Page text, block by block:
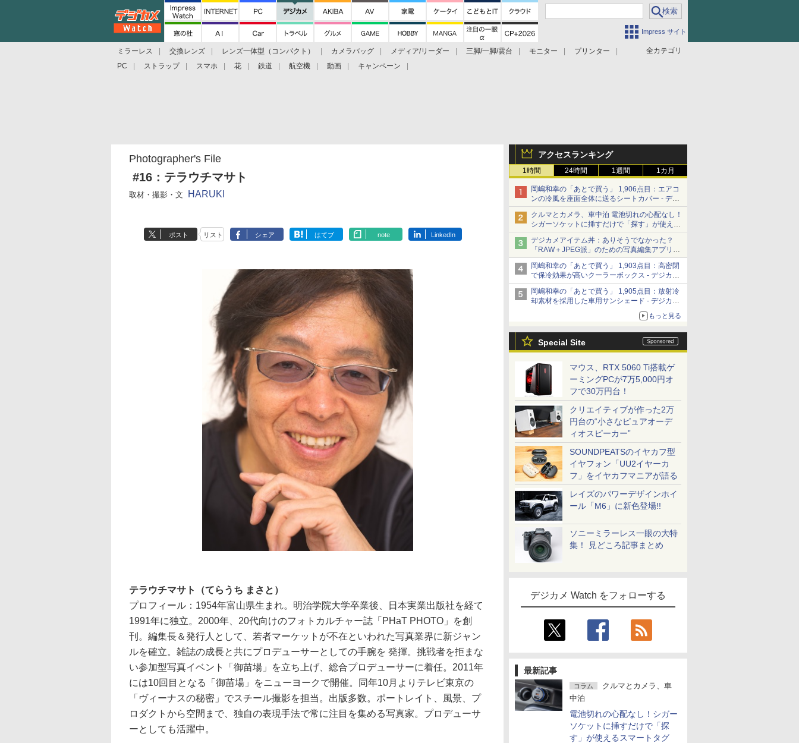
Impress サイト
全カテゴリ
ミラーレス 交換レンズ レンズ一体型（コンパクト） カメラバッグ メディア/リーダー 三脚/一脚/雲台 モニター
プリンター
PC
ストラップ スマホ 花 鉄道 航空機 動画 キャンペーン
アクセスランキング
1時間 24時間 1週間 1カ月
岡嶋和幸の「あとで買う」 1,906点目：エアコ
ンの冷風を座面全体に送るシートカバー - デジ
カメ Watch
クルマとカメラ、車中泊 電池切れの心配なし！
シガーソケットに挿すだけで「探す」が使える
スマートタグ - デジカメ Watch
デジカメアイテム丼：ありそうでなかった？
「RAW＋JPEG派」のための写真編集アプリ
カメラデフォルトのJPEGを大切にする
「Filmator」
岡嶋和幸の「あとで買う」 1,903点目：高密閉
で保冷効果が高いクーラーボックス - デジカメ
Watch
岡嶋和幸の「あとで買う」 1,905点目：放射冷
却素材を採用した車用サンシェード - デジカメ
もっと見る
Special Site
マウス、RTX 5060 Ti搭載ゲ
ーミングPCが7万5,000円オ
フで30万円台！
クリエイティブが作った2万
円台の“小さなピュアオーデ
ィオスピーカー”
SOUNDPEATSのイヤカフ型
イヤフォン「UU2イヤーカ
フ」をイヤカフマニアが語る
レイズのパワーデザインホイ
ール「M6」に新色登場!!
ソニーミラーレス一眼の大特
集！ 見どころ記事まとめ
デジカメ Watch をフォローする
最新記事
コラム
クルマとカメラ、車
中泊
電池切れの心配なし！シガー
ソケットに挿すだけで「探
す」が使えるスマートタグ
Photographer's File
#16：テラウチマサト
取材・撮影・文 HARUKI
ポスト リスト シェア はてブ note LinkedIn
テラウチマサト（てらうち まさと）
プロフィール：1954年富山県生まれ。明治学院大学卒業後、日本実業出版社を経て
1991年に独立。2000年、20代向けのフォトカルチャー誌「PHaT PHOTO」を創
刊。編集長＆発行人として、若者マーケットが不在といわれた写真業界に新ジャン
ルを確立。雑誌の成長と共にプロデューサーとしての手腕を 発揮。挑戦者を拒まな
い参加型写真イベント「御苗場」を立ち上げ、総合プロデューサーに着任。2011年
には10回目となる「御苗場」をニューヨークで開催。同年10月よりテレビ東京の
「ヴィーナスの秘密」でスチール撮影を担当。出版多数。ポートレイト、風景、プ
ロダクトから空間まで、独自の表現手法で常に注目を集める写真家。プロデューサ
ーとしても活躍中。